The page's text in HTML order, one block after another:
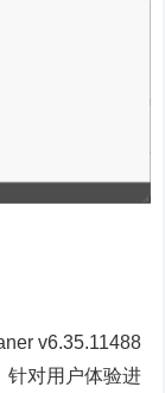
v6.35.11488
针对用户体验进